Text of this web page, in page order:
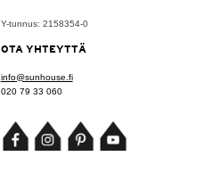
Y-tunnus: 2158354-0
OTA YHTEYTTÄ
info@sunhouse.fi
020 79 33 060